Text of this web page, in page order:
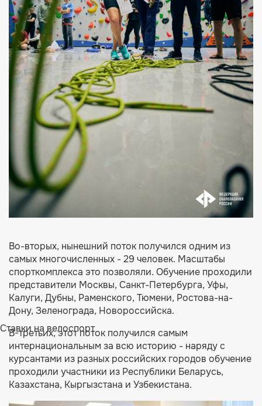
Ставки на велоспорт
Во-вторых, нынешний поток получился одним из
самых многочисленных - 29 человек. Масштабы
спорткомплекса это позволяли. Обучение проходили
представители Москвы, Санкт-Петербурга, Уфы,
Калуги, Дубны, Раменского, Тюмени, Ростова-на-
Дону, Зеленограда, Новороссийска.
В-третьих, этот поток получился самым
интернациональным за всю историю - наряду с
курсантами из разных российских городов обучение
проходили участники из Республики Беларусь,
Казахстана, Кыргызстана и Узбекистана.